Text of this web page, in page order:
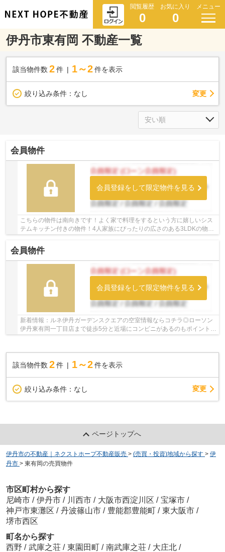
閲覧履歴
0
お気に入り
0
メニュー
伊丹市東有岡 不動産一覧
該当物件数 2件 1～2 件を表示
絞り込み条件： なし 変更
会員物件
会員登録をして限定物件を見る
こちらの物件は南向きです！よく家で料理をするという方に嬉しいシス
テムキッチン付きの物件！4人家族にぴったりの広さのある3LDKの物件
会員物件
会員登録をして限定物件を見る
新着情報：ルネ伊丹ガーデンスクエアの空室情報ならコチラ◎ローソン
伊丹東有岡一丁目店まで徒歩5分と近場にコンビニがあるのもポイント◎
該当物件数 2件 1～2 件を表示
絞り込み条件： なし 変更
ページトップへ
伊丹市の不動産｜ネクストホープ不動産販売 > (売買・投資)地域から探す > 伊
丹市 > 東有岡の売買物件
市区町村から探す
尼崎市 / 伊丹市 / 川西市 / 大阪市西淀川区 / 宝塚市 /
神戸市東灘区 / 丹波篠山市 / 豊能郡豊能町 / 東大阪市 /
堺市西区
町名から探す
西野 / 武庫之荘 / 東園田町 / 南武庫之荘 / 大庄北 /